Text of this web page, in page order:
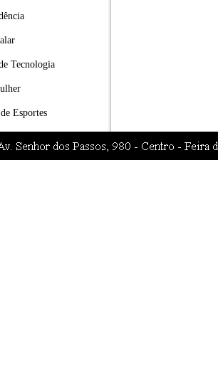
Tecnologia
Esportes